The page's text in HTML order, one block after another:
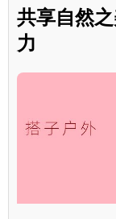
共享自然
力